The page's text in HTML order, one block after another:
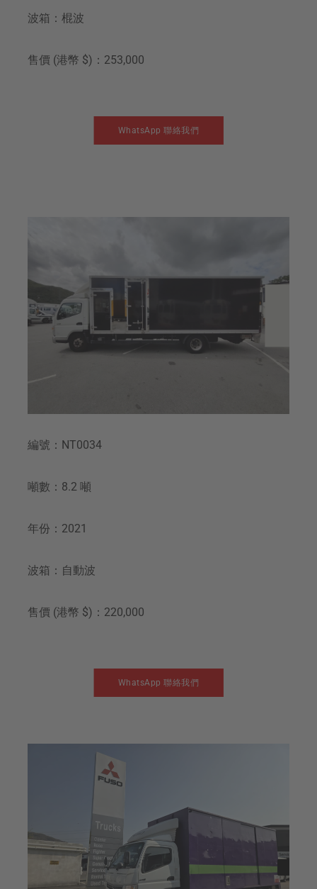
波箱：棍波
售價 (港幣 $)：253,000
WhatsApp 聯絡我們
編號：NT0034
噸數：8.2 噸
年份：2021
波箱：自動波
售價 (港幣 $)：220,000
WhatsApp 聯絡我們